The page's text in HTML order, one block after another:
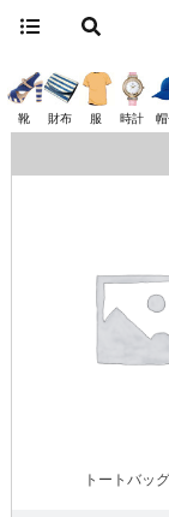
靴 財布 服 時計
バッグ / クロム
クロムハーツ
トートバッグ